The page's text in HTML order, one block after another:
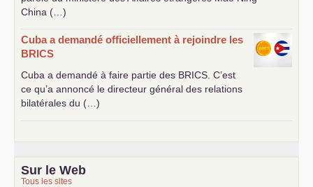
China (…)
Cuba a demandé officiellement à rejoindre les
BRICS
Cuba a demandé à faire partie des BRICS . C’est
ce qu’a annoncé le directeur général des relations
bilatérales du (…)
Sur le Web
Tous les sites